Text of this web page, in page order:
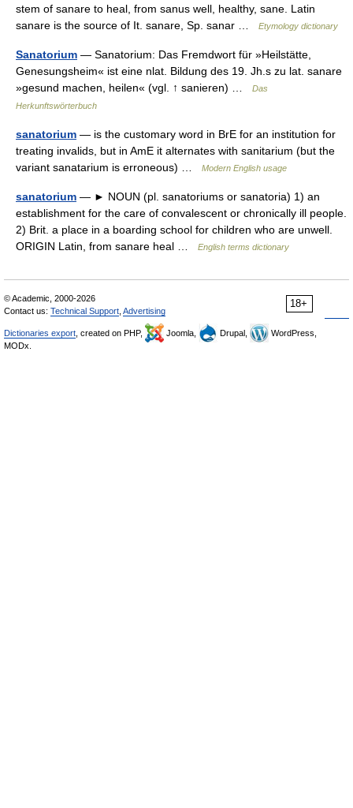
stem of sanare to heal, from sanus well, healthy, sane. Latin
sanare is the source of It. sanare, Sp. sanar …
Etymology dictionary
Sanatorium — Sanatorium: Das Fremdwort für »Heilstätte,
Genesungsheim« ist eine nlat. Bildung des 19. Jh.s zu lat. sanare
»gesund machen, heilen« (vgl. ↑ sanieren) …
Das
Herkunftswörterbuch
sanatorium — is the customary word in BrE for an institution for
treating invalids, but in AmE it alternates with sanitarium (but the
variant sanatarium is erroneous) …
Modern English usage
sanatorium — ► NOUN (pl. sanatoriums or sanatoria) 1) an
establishment for the care of convalescent or chronically ill people.
2) Brit. a place in a boarding school for children who are unwell.
ORIGIN Latin, from sanare heal …
English terms dictionary
18+
© Academic, 2000-2026
Contact us: Technical Support Advertising
Dictionaries export , created on PHP, Joomla, Drupal,
WordPress,
MODx.